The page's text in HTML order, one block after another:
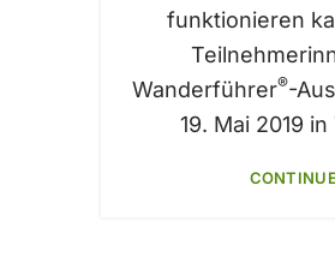
funktionieren
Wanderführer®-
19. Mai 2019